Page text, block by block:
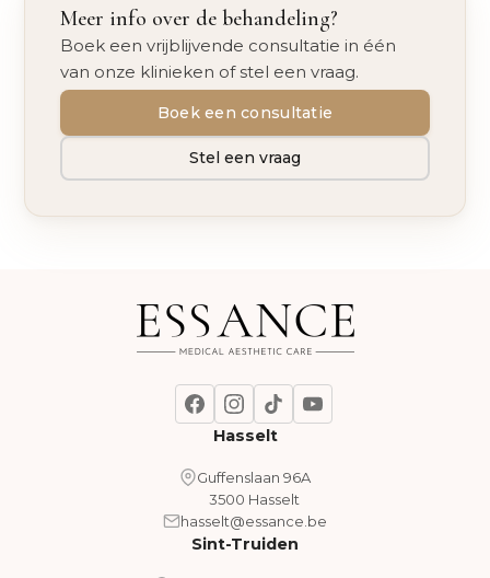
Meer info over de behandeling?
Boek een vrijblijvende consultatie in één
van onze klinieken of stel een vraag.
Boek een consultatie
Stel een vraag
Hasselt
Guffenslaan 96A
3500 Hasselt
hasselt@essance.be
Sint-Truiden